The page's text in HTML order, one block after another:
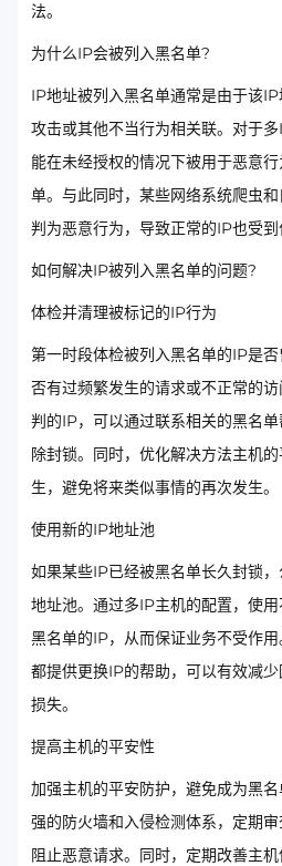
法。
为什么IP会被列入黑名单?
IP地址被列入黑名单通常是由于该
攻击或其他不当行为相关联。对于
能在未经授权的情况下被用于恶意
单。与此同时，某些网络系统爬虫
判为恶意行为，导致正常的IP也受到
如何解决IP被列入黑名单的问题?
体检并清理被标记的IP行为
第一时段体检被列入黑名单的IP是
否有过频繁发生的请求或不正常的
判的IP，可以通过联系相关的黑名
除封锁。同时，优化解决方法主机
生，避免将来类似事情的再次发生。
使用新的IP地址池
如果某些IP已经被黑名单长久封锁
地址池。通过多IP主机的配置，使
黑名单的IP，从而保证业务不受作
都提供更换IP的帮助，可以有效减
损失。
提高主机的平安性
加强主机的平安防护，避免成为黑
强的防火墙和入侵检测体系，定期
阻止恶意请求。同时，定期改善主